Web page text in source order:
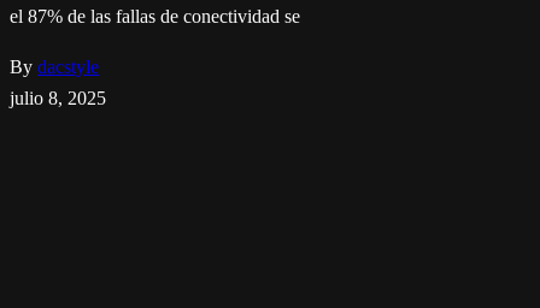
el 87% de las fallas de conectividad se
By dacstyle
julio 8, 2025